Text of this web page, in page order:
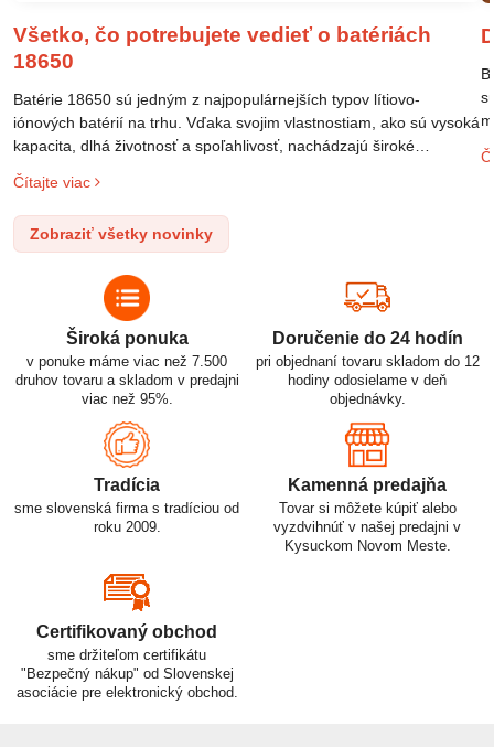
Všetko, čo potrebujete vedieť o batériách
18650
Batérie 18650 sú jedným z najpopulárnejších typov lítiovo-
iónových batérií na trhu. Vďaka svojim vlastnostiam, ako sú vysoká
kapacita, dlhá životnosť a spoľahlivosť, nachádzajú široké
uplatnenie v rôznych oblastiach – od elektronických zariadení až
po elektrické vozidlá. Pochopenie ich delenia, označovania a
správneho používania je kľúčom k ich efektívnemu a bezpečnému
využitiu.
Čítajte viac
Zobraziť všetky novinky
Široká ponuka
v ponuke máme viac než 7.500
druhov tovaru a skladom v predajni
viac než 95%.
Doručenie do 24 hodín
pri objednaní tovaru skladom do 12
hodiny odosielame v deň
objednávky.
Tradícia
sme slovenská firma s tradíciou od
roku 2009.
Kamenná predajňa
Tovar si môžete kúpiť alebo
vyzdvihnúť v našej predajni v
Kysuckom Novom Meste.
Certifikovaný obchod
sme držiteľom certifikátu
"Bezpečný nákup" od Slovenskej
asociácie pre elektronický obchod.